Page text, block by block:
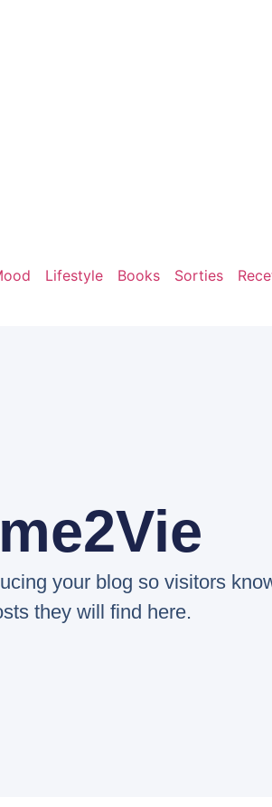
Lifestyle Books Sorties
your blog so visitors
they will find here.